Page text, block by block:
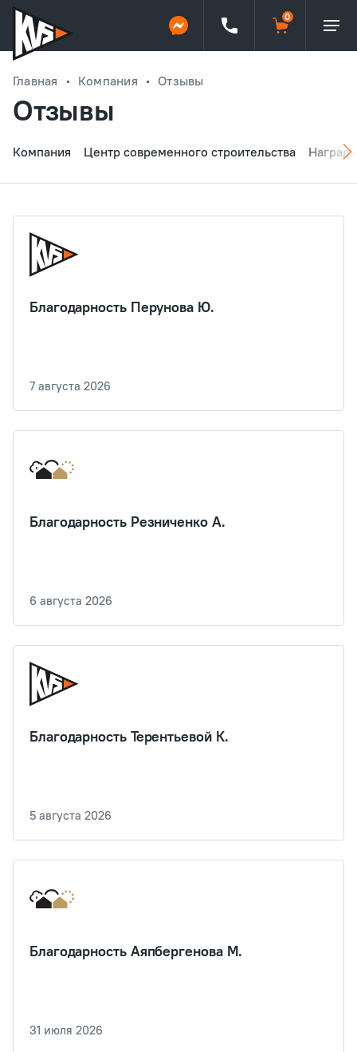
Главная Компания Отзывы
Отзывы
Компания Центр современного строительства
Благодарность Перунова Ю.
7 августа 2026
Благодарность Резниченко А.
6 августа 2026
Благодарность Терентьевой К.
5 августа 2026
Благодарность Аяпбергенова М.
31 июля 2026